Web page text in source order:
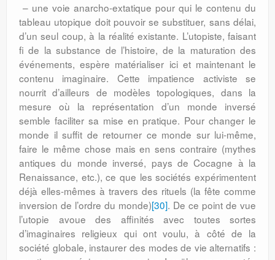
– une voie anarcho-extatique pour qui le contenu du
tableau utopique doit pouvoir se substituer, sans délai,
d’un seul coup, à la réalité existante. L’utopiste, faisant
fi de la substance de l’histoire, de la maturation des
événements, espère matérialiser ici et maintenant le
contenu imaginaire. Cette impatience activiste se
nourrit d’ailleurs de modèles topologiques, dans la
mesure où la représentation d’un monde inversé
semble faciliter sa mise en pratique. Pour changer le
monde il suffit de retourner ce monde sur lui-même,
faire le même chose mais en sens contraire (mythes
antiques du monde inversé, pays de Cocagne à la
Renaissance, etc.), ce que les sociétés expérimentent
déjà elles-mêmes à travers des rituels (la fête comme
inversion de l’ordre du monde)[30]. De ce point de vue
l’utopie avoue des affinités avec toutes sortes
d’imaginaires religieux qui ont voulu, à côté de la
société globale, instaurer des modes de vie alternatifs :